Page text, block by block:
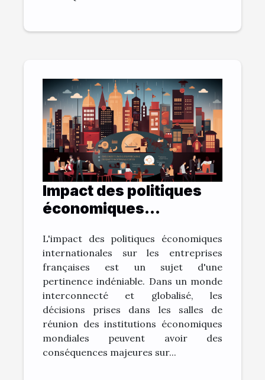
Impact des politiques
économiques
vitalité des entreprises
françaises
L'impact des politiques économiques
internationales sur les entreprises
françaises est un sujet d'une
pertinence indéniable. Dans un monde
interconnecté et globalisé, les
décisions prises dans les salles de
réunion des institutions économiques
mondiales peuvent avoir des
conséquences majeures sur...